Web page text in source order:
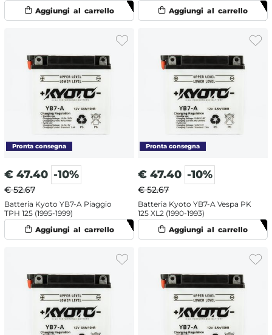
€ 47.40 -10%
€ 52.67
Batteria Kyoto YB7-A Piaggio
TPH 125 (1995-1999)
€ 47.40 -10%
€ 52.67
Batteria Kyoto YB7-A Vespa PK
125 XL2 (1990-1993)